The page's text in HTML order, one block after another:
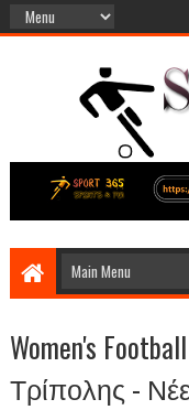
Women's
Τρίπολης -